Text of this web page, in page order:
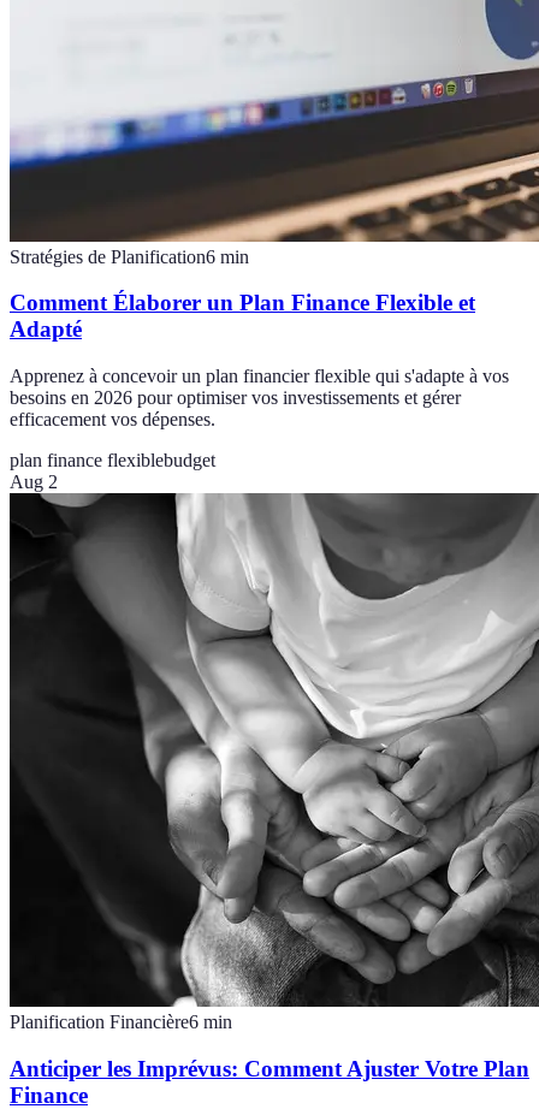
Stratégies de Planification6 min
Comment Élaborer un Plan Finance Flexible et
Adapté
Apprenez à concevoir un plan financier flexible qui s'adapte à vos
besoins en 2026 pour optimiser vos investissements et gérer
efficacement vos dépenses.
plan finance flexiblebudget
Aug 2
Planification Financière6 min
Anticiper les Imprévus: Comment Ajuster Votre Plan
Finance